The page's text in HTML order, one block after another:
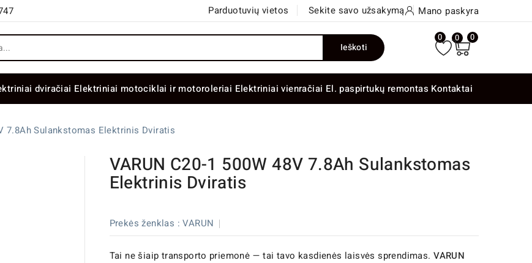
Parduotuvių vietos Sekite savo užsakymą Mano paskyra
Ieškoti
0 0 0
dviračiai Elektriniai motociklai ir motoroleriai Elektriniai vienračiai El. paspirtukų remontas Kontaktai
7.8Ah Sulankstomas Elektrinis Dviratis
VARUN C20-1 500W 48V 7.8Ah Sulankstomas
Elektrinis Dviratis
Prekės ženklas : VARUN
Tai ne šiaip transporto priemonė — tai tavo kasdienės laisvės sprendimas.VARUN